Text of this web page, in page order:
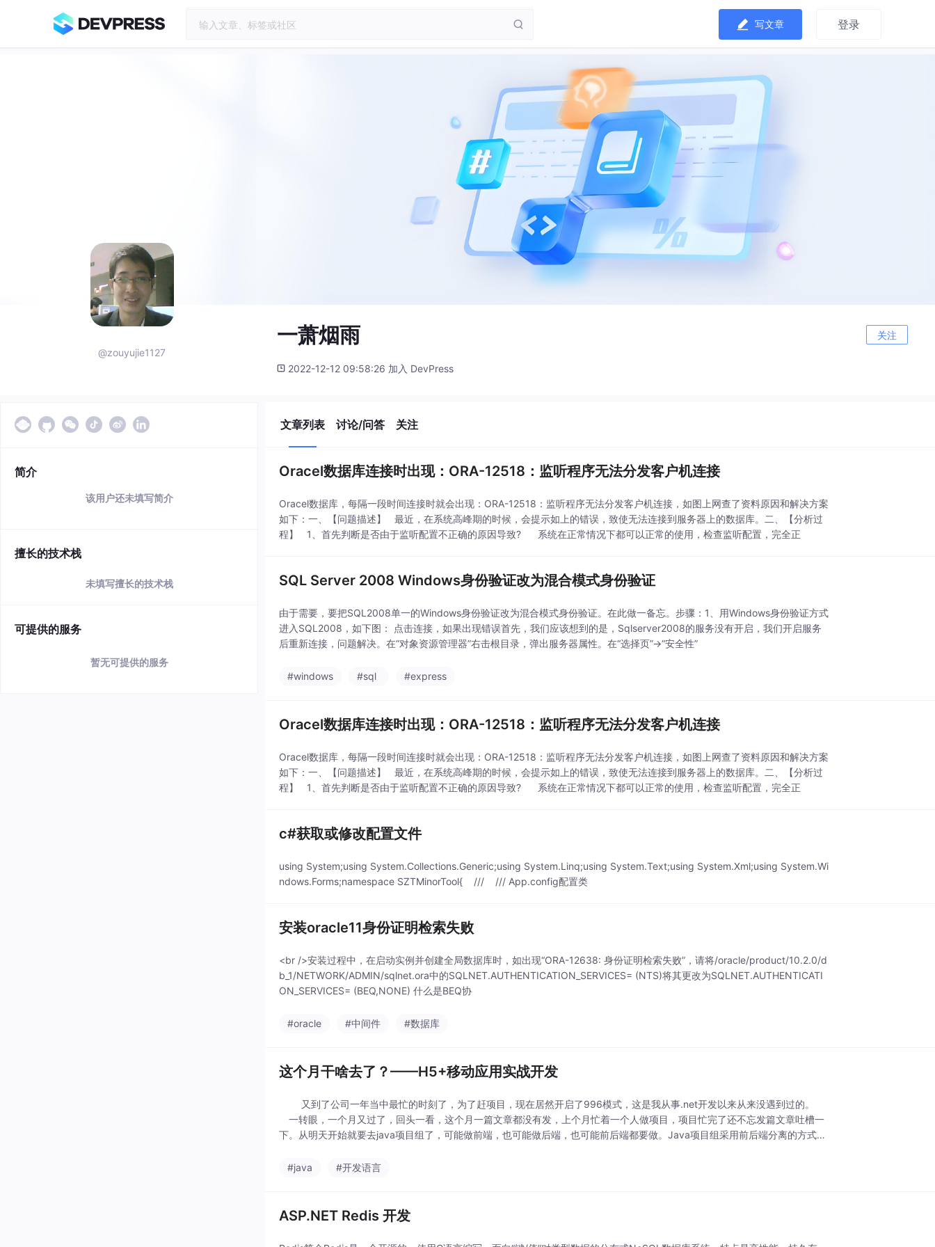
写文章 登录
@zouyujie1127
一萧烟雨 关注
2022-12-12 09:58:26 加入 DevPress
简介
该用户还未填写简介
擅长的技术栈
未填写擅长的技术栈
可提供的服务
暂无可提供的服务
文章列表 讨论/问答 关注
Oracel数据库连接时出现：ORA-12518：监听程序无法分发客户机连接
Oracel数据库，每隔一段时间连接时就会出现：ORA-12518：监听程序无法分发客户机连接，如图上网查了资料原因和解决方案
如下：一、【问题描述】 最近，在系统高峰期的时候，会提示如上的错误，致使无法连接到服务器上的数据库。二、【分析过
程】 1、首先判断是否由于监听配置不正确的原因导致? 系统在正常情况下都可以正常的使用，检查监听配置，完全正
SQL Server 2008 Windows身份验证改为混合模式身份验证
由于需要，要把SQL2008单一的Windows身份验证改为混合模式身份验证。在此做一备忘。步骤：1、用Windows身份验证方式
进入SQL2008，如下图： 点击连接，如果出现错误首先，我们应该想到的是，Sqlserver2008的服务没有开启，我们开启服务
后重新连接，问题解决。在“对象资源管理器”右击根目录，弹出服务器属性。在“选择页”->“安全性”
#windows #sql #express
Oracel数据库连接时出现：ORA-12518：监听程序无法分发客户机连接
Oracel数据库，每隔一段时间连接时就会出现：ORA-12518：监听程序无法分发客户机连接，如图上网查了资料原因和解决方案
如下：一、【问题描述】 最近，在系统高峰期的时候，会提示如上的错误，致使无法连接到服务器上的数据库。二、【分析过
程】 1、首先判断是否由于监听配置不正确的原因导致? 系统在正常情况下都可以正常的使用，检查监听配置，完全正
c#获取或修改配置文件
using System;using System.Collections.Generic;using System.Linq;using System.Text;using System.Xml;using System.Wi
ndows.Forms;namespace SZTMinorTool{ /// /// App.config配置类
安装oracle11身份证明检索失败
<br />安装过程中，在启动实例并创建全局数据库时，如出现“ORA-12638: 身份证明检索失败”，请将/oracle/product/10.2.0/d
b_1/NETWORK/ADMIN/sqlnet.ora中的SQLNET.AUTHENTICATION_SERVICES= (NTS)将其更改为SQLNET.AUTHENTICATI
ON_SERVICES= (BEQ,NONE) 什么是BEQ协
#oracle #中间件 #数据库
这个月干啥去了？——H5+移动应用实战开发
又到了公司一年当中最忙的时刻了，为了赶项目，现在居然开启了996模式，这是我从事.net开发以来从来没遇到过的。
一转眼，一个月又过了，回头一看，这个月一篇文章都没有发，上个月忙着一个人做项目，项目忙完了还不忘发篇文章吐槽一
下。从明天开始就要去java项目组了，可能做前端，也可能做后端，也可能前后端都要做。Java项目组采用前后端分离的方式，
#java
#开发语言
ASP.NET Redis 开发